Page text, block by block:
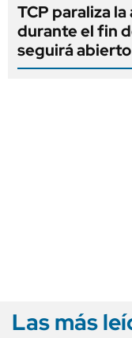
TCP paraliza
durante el fin
seguirá
Las más